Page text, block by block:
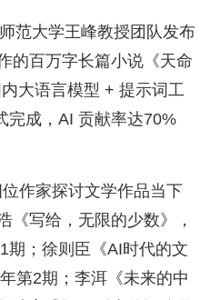
范大学王峰教授团队发布
的百万字长篇小说《天命
大语言模型 + 提示词工
完成，AI 贡献率达70%
作家探讨文学作品当下
《写给，无限的少数》，
期；徐则臣《AI时代的文
第2期；李洱《未来的中